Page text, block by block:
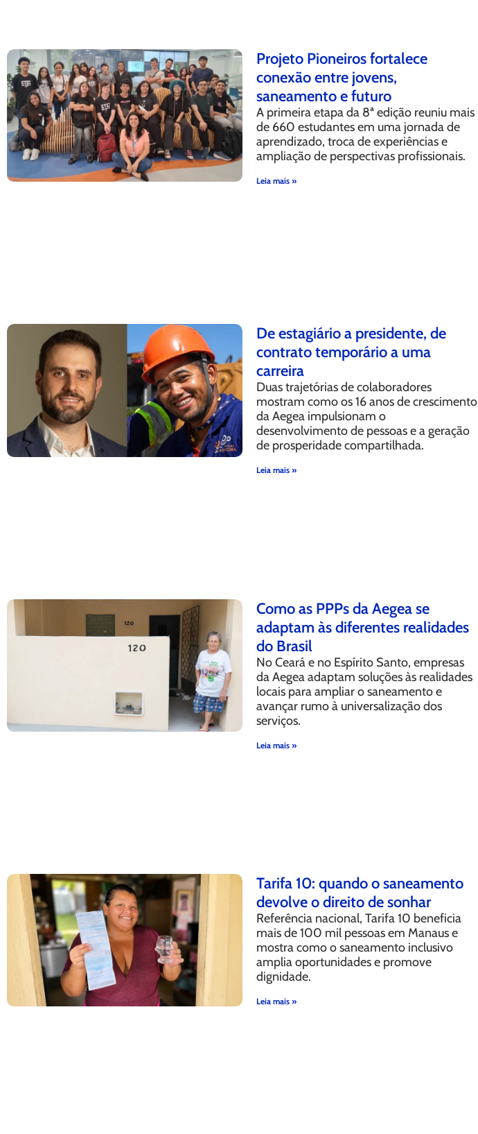
Projeto Pioneiros fortalece
conexão entre jovens,
saneamento e futuro
A primeira etapa da 8ª edição reuniu mais
de 660 estudantes em uma jornada de
aprendizado, troca de experiências e
ampliação de perspectivas profissionais.
Leia mais »
De estagiário a presidente, de
contrato temporário a uma
carreira
Duas trajetórias de colaboradores
mostram como os 16 anos de crescimento
da Aegea impulsionam o
desenvolvimento de pessoas e a geração
de prosperidade compartilhada.
Leia mais »
Como as PPPs da Aegea se
adaptam às diferentes realidades
do Brasil
No Ceará e no Espírito Santo, empresas
da Aegea adaptam soluções às realidades
locais para ampliar o saneamento e
avançar rumo à universalização dos
serviços.
Leia mais »
Tarifa 10: quando o saneamento
devolve o direito de sonhar
Referência nacional, Tarifa 10 beneficia
mais de 100 mil pessoas em Manaus e
mostra como o saneamento inclusivo
amplia oportunidades e promove
dignidade.
Leia mais »